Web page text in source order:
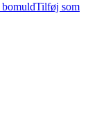
Tilføj som